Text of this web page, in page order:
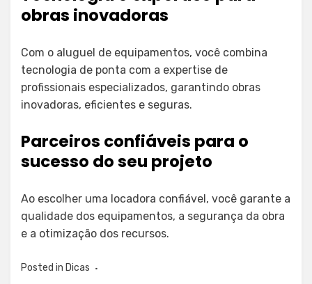
obras inovadoras
Com o aluguel de equipamentos, você combina
tecnologia de ponta com a expertise de
profissionais especializados, garantindo obras
inovadoras, eficientes e seguras.
Parceiros confiáveis para o
sucesso do seu projeto
Ao escolher uma locadora confiável, você garante a
qualidade dos equipamentos, a segurança da obra
e a otimização dos recursos.
Posted in Dicas